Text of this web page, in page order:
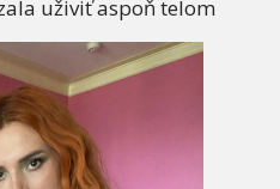
uživiť aspoň telom